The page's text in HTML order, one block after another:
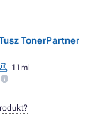
TonerPartner
11ml